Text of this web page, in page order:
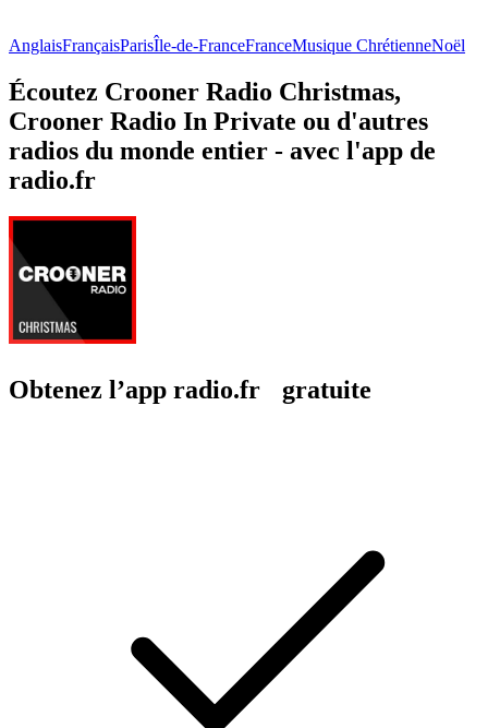
AnglaisFrançaisParisÎle-de-FranceFranceMusique ChrétienneNoël
Écoutez Crooner Radio Christmas,
Crooner Radio In Private ou d'autres
radios du monde entier - avec l'app de
radio.fr
Obtenez l’app radio.fr gratuite